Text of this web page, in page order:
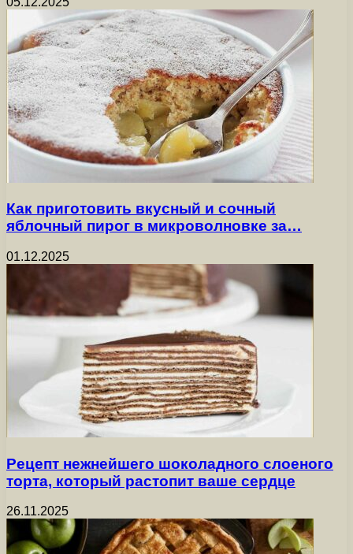
Как приготовить вкусный и сочный
яблочный пирог в микроволновке за…
01.12.2025
Рецепт нежнейшего шоколадного слоеного
торта, который растопит ваше сердце
26.11.2025